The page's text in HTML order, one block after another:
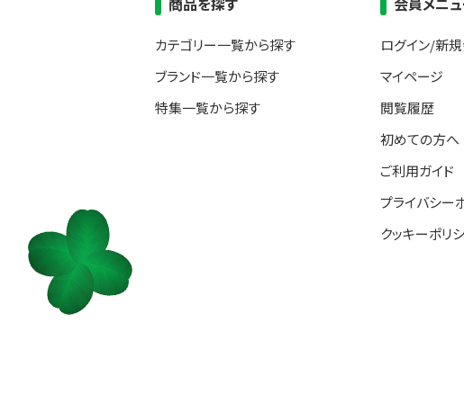
カテゴリー一覧から探す
ブランド一覧から探す
特集一覧から探す
ログイン/新
マイページ
閲覧履歴
初めての方へ
ご利用ガイド
プライバシー
クッキーポリ